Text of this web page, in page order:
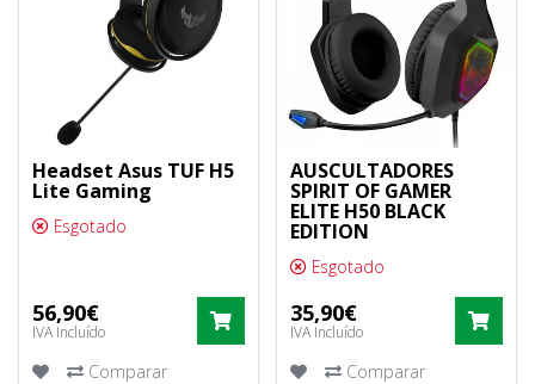
Headset Asus TUF H5
Lite Gaming
Esgotado
56,90€
IVA Incluído COMPRAR
Comparar
AUSCULTADORES
SPIRIT OF GAMER
ELITE H50 BLACK
EDITION
Esgotado
35,90€
IVA Incluído
Comparar